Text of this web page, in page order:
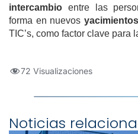
intercambio entre las
forma en nuevos
TIC’s, como factor clave para
72 Visualizaciones
Noticias